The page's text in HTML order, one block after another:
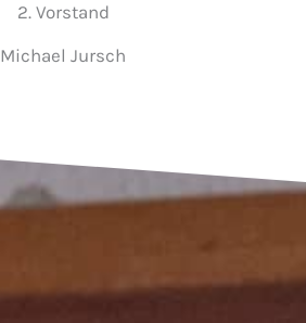
2. Vorstand
Michael Jursch